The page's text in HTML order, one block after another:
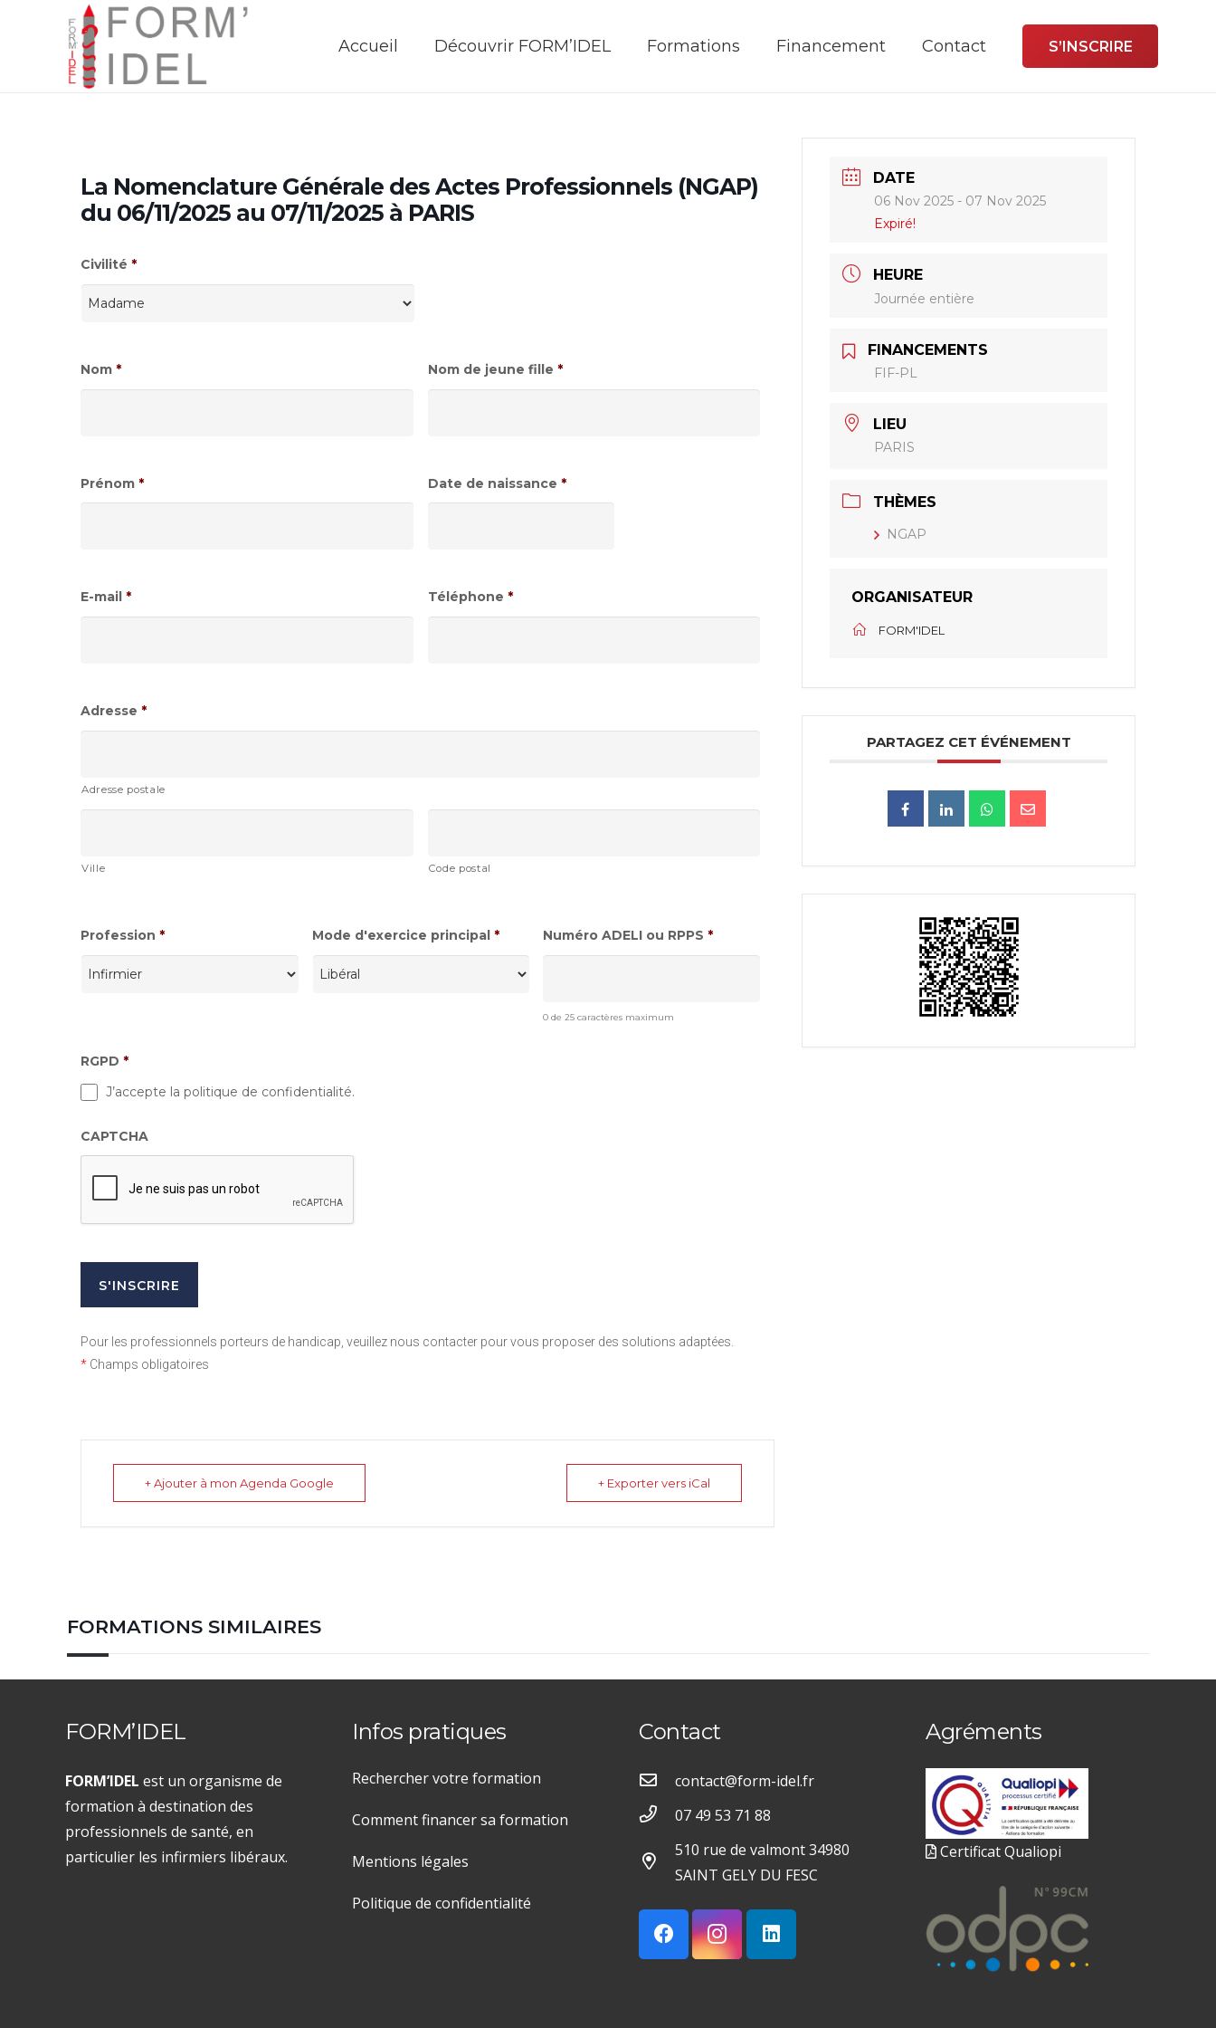
Accueil Découvrir FORM’IDEL Formations Financement Contact S’INSCRIRE
La Nomenclature Générale des Actes Professionnels (NGAP)
du 06/11/2025 au 07/11/2025 à PARIS
Civilité *
Nom * Nom de jeune fille *
Prénom * Date de naissance *
E-mail * Téléphone *
Adresse *
Adresse postale
Ville Code postal
Profession * Mode d'exercice principal * Numéro ADELI ou RPPS *
0 de 25 caractères maximum
RGPD *
J’accepte la politique de confidentialité.
CAPTCHA
Pour les professionnels porteurs de handicap, veuillez nous contacter pour vous proposer des solutions adaptées.
* Champs obligatoires
+ Ajouter à mon Agenda Google + Exporter vers iCal
DATE
06 Nov 2025 - 07 Nov 2025
Expiré!
HEURE
Journée entière
FINANCEMENTS
FIF-PL
LIEU
PARIS
THÈMES
NGAP
ORGANISATEUR
FORM'IDEL
PARTAGEZ CET ÉVÉNEMENT
FORMATIONS SIMILAIRES
FORM’IDEL
FORM’IDEL est un organisme de
formation à destination des
professionnels de santé, en
particulier les infirmiers libéraux.
Infos pratiques
Rechercher votre formation
Comment financer sa formation
Mentions légales
Politique de confidentialité
Contact
contact@form-idel.fr
07 49 53 71 88
510 rue de valmont 34980
SAINT GELY DU FESC
Agréments
Certificat Qualiopi